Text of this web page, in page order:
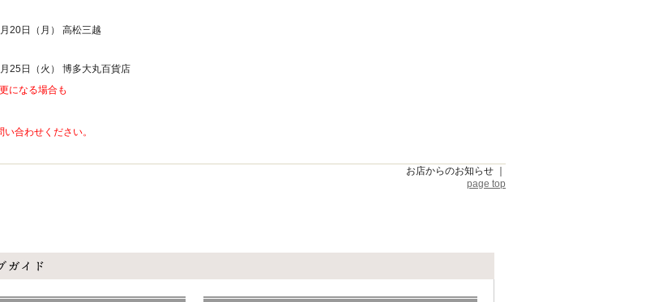
20日（月） 高松三越
25日（火） 博多大丸百貨店
になる場合も
合わせください。
お店からのお知らせ
page top